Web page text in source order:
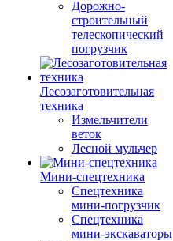
Дорожно-
строительный
телескопический
погрузчик
Лесозаготовительная
техника
Измельчители
веток
Лесной мульчер
Мини-спецтехника
Спецтехника
мини-погрузчик
Спецтехника
мини-экскаваторы